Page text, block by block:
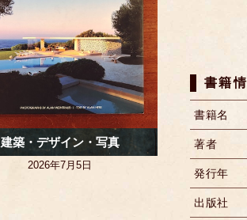
書籍
書籍名
著者
発行年
出版社
建築・デザイン・写真
2026年7月5日